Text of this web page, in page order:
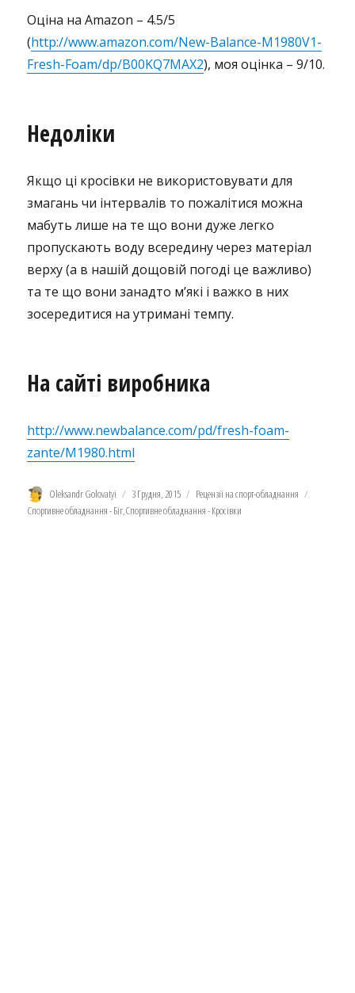
Оціна на Amazon – 4.5/5
(http://www.amazon.com/New-Balance-M1980V1-
Fresh-Foam/dp/B00KQ7MAX2), моя оцінка – 9/10.
Недоліки
Якщо ці кросівки не використовувати для
змагань чи інтервалів то пожалітися можна
мабуть лише на те що вони дуже легко
пропускають воду всередину через матеріал
верху (а в нашій дощовій погоді це важливо)
та те що вони занадто м’які і важко в них
зосередитися на утримані темпу.
На сайті виробника
http://www.newbalance.com/pd/fresh-foam-
zante/M1980.html
Автор
Oleksandr Golovatyi Оприлюднено
3 Грудня, 2015 Категорії
Рецензії на спорт-обладнання
Спортивне обладнання - Біг,Спортивне обладнання - Кросівки